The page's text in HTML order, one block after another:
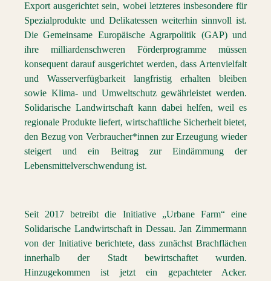
Export ausgerichtet sein, wobei letzteres insbesondere für
Spezialprodukte und Delikatessen weiterhin sinnvoll ist.
Die Gemeinsame Europäische Agrarpolitik (GAP) und
ihre milliardenschweren Förderprogramme müssen
konsequent darauf ausgerichtet werden, dass Artenvielfalt
und Wasserverfügbarkeit langfristig erhalten bleiben
sowie Klima- und Umweltschutz gewährleistet werden.
Solidarische Landwirtschaft kann dabei helfen, weil es
regionale Produkte liefert, wirtschaftliche Sicherheit bietet,
den Bezug von Verbraucher*innen zur Erzeugung wieder
steigert und ein Beitrag zur Eindämmung der
Lebensmittelverschwendung ist.
Seit 2017 betreibt die Initiative „Urbane Farm“ eine
Solidarische Landwirtschaft in Dessau. Jan Zimmermann
von der Initiative berichtete, dass zunächst Brachflächen
innerhalb der Stadt bewirtschaftet wurden.
Hinzugekommen ist jetzt ein gepachteter Acker.